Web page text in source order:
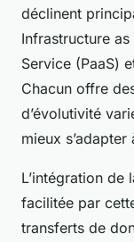
déclinent
Infrastructure
Service (PaaS)
Chacun offre
d’évolutivité
mieux
L’intégration de
facilitée par
transferts de